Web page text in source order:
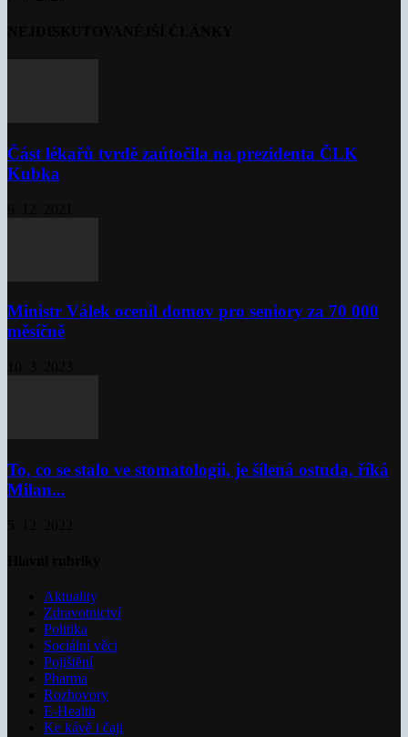
Část lékařů tvrdě zaútočila na prezidenta ČLK
Kubka
Ministr Válek ocenil domov pro seniory za 70 000
měsíčně
To, co se stalo ve stomatologii, je šílená ostuda, říká
Milan...
Aktuality
Zdravotnictví
Politika
Sociální věci
Pojištění
Pharma
Rozhovory
E-Health
Ke kávě i čaji